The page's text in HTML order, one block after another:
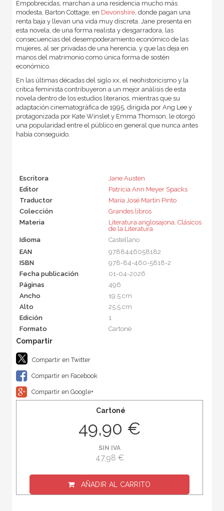
Empobrecidas, marchan a una residencia mucho más
modesta, Barton Cottage, en Devonshire, donde pagan una
renta baja y llevan una vida muy discreta. Jane presenta en
esta novela, de una forma realista y desgarradora, las
consecuencias del desempoderamiento económico de las
mujeres, al ser privadas de una herencia, y que las deja en
manos del matrimonio como única forma de sostén
económico.
En las últimas décadas del siglo xx, el neohistoricismo y la
crítica feminista contribuyeron a un mejor análisis de esta
novela dentro de los estudios literarios, mientras que su
adaptación cinematográfica de 1995, dirigida por Ang Lee y
protagonizada por Kate Winslet y Emma Thomson, le otorgó
una popularidad entre el público en general que nunca antes
había conseguido.
Escritora
Jane Austen
Editor
Patricia Ann Meyer Spacks
Traductor
María José Martín Pinto
Colección
Grandes libros
Materia
Literatura anglosajona, Clásicos
de la Literatura
Idioma
Castellano
EAN
9788446058182
ISBN
978-84-460-5818-2
Fecha publicación
01-04-2026
Páginas
496
Ancho
19,5 cm
Alto
25,5 cm
Edición
1
Formato
Cartoné
Compartir en Twitter
Compartir en Facebook
Compartir en Google+
Cartoné
49,90 €
SIN IVA
47,98 €
AÑADIR AL CARRITO